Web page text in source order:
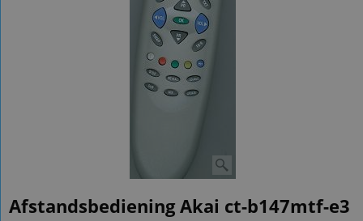
Afstandsbediening Akai ct-b147mtf-e3